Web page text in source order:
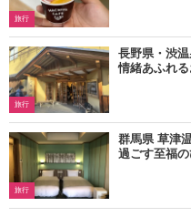
旅行
旅行
長野県・渋
情緒あふれる
旅行
群馬県 草津
過ごす至福